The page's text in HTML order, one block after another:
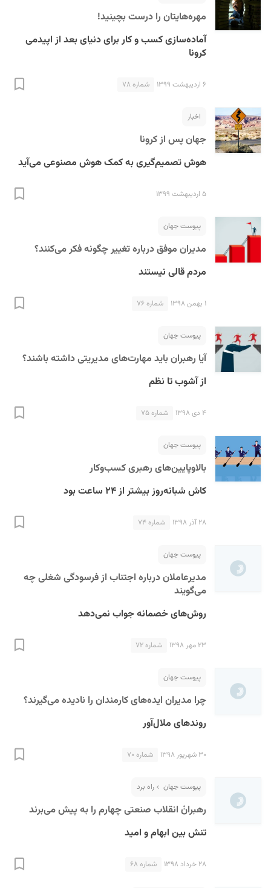
مهره‌هایتان را درست بچینید!
آماده‌سازی کسب و کار برای دنیای بعد از اپیدمی
کرونا
۶ اردیبهشت ۱۳۹۹ شماره ۷۸
اخبار
جهان پس از کرونا
هوش تصمیم‌گیری به کمک هوش مصنوعی می‌آید
۵ اردیبهشت ۱۳۹۹
پیوست جهان
مدیران موفق درباره تغییر چگونه فکر می‌کنند؟
مردم قالی نیستند
۱ بهمن ۱۳۹۸ شماره ۷۶
پیوست جهان
آیا رهبران باید مهارت‌های مدیریتی داشته باشند؟
از آشوب تا نظم
۴ دی ۱۳۹۸ شماره ۷۵
پیوست جهان
بالاوپایین‌های رهبری کسب‌وکار
کاش شبانه‌روز بیشتر از ۲۴ ساعت بود
۲۸ آذر ۱۳۹۸ شماره ۷۴
پیوست جهان
مدیرعاملان درباره اجتناب از فرسودگی شغلی چه
می‌گویند
روش‌های خصمانه جواب نمی‌دهد
۲۳ مهر ۱۳۹۸ شماره ۷۲
پیوست جهان
چرا مدیران ایده‌های کارمندان را نادیده می‌گیرند؟
روندهای ملال‌آور
۳۰ شهریور ۱۳۹۸ شماره ۷۰
پیوست جهان راه برد
رهبرانْ انقلاب صنعتی چهارم را به پیش می‌برند
تنش بین ابهام و امید
۲۸ خرداد ۱۳۹۸ شماره ۶۸